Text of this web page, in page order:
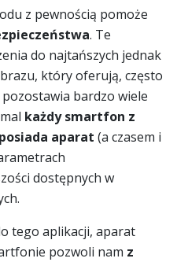
z pewnością pomoże
. Te
do najtańszych jednak
który oferują, często
bardzo wiele
każdy smartfon z
aparat (a czasem i
dostępnych w
tego aplikacji, aparat
pozwoli nam z